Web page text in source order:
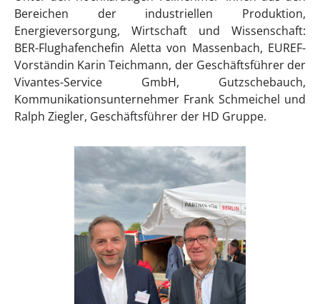
Bereichen der industriellen Produktion,
Energieversorgung, Wirtschaft und Wissenschaft:
BER-Flughafenchefin Aletta von Massenbach, EUREF-
Vorständin Karin Teichmann, der Geschäftsführer der
Vivantes-Service GmbH, Gutzschebauch,
Kommunikationsunternehmer Frank Schmeichel und
Ralph Ziegler, Geschäftsführer der HD Gruppe.